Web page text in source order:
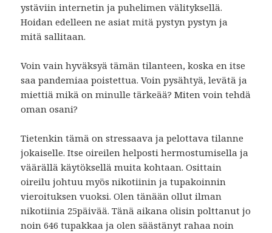
ystäviin internetin ja puhelimen välityksellä.
Hoidan edelleen ne asiat mitä pystyn pystyn ja
mitä sallitaan.
Voin vain hyväksyä tämän tilanteen, koska en itse
saa pandemiaa poistettua. Voin pysähtyä, levätä ja
miettiä mikä on minulle tärkeää? Miten voin tehdä
oman osani?
Tietenkin tämä on stressaava ja pelottava tilanne
jokaiselle. Itse oireilen helposti hermostumisella ja
väärällä käytöksellä muita kohtaan. Osittain
oireilu johtuu myös nikotiinin ja tupakoinnin
vieroituksen vuoksi. Olen tänään ollut ilman
nikotiinia 25päivää. Tänä aikana olisin polttanut jo
noin 646 tupakkaa ja olen säästänyt rahaa noin